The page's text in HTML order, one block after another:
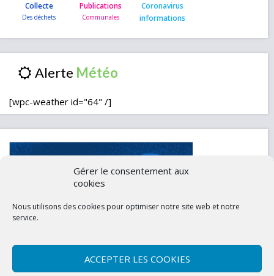
Gérer le consentement aux
cookies
Nous utilisons des cookies pour optimiser notre site web et notre
service.
ACCEPTER LES COOKIES
Collecte Publications
Coronavirus
informations
Alerte
[wpc-weather id="64" /]